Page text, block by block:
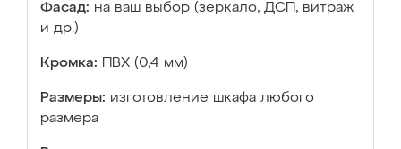
Фасад: на ваш выбор (зеркало, ДСП, витраж
и др.)
Кромка: ПВХ (0,4 мм)
Размеры: изготовление шкафа любого
размера